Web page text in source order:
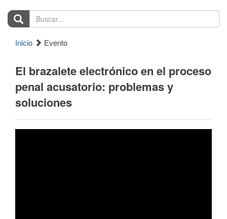
Buscar...
Inicio Evento
El brazalete electrónico en el proceso
penal acusatorio: problemas y
soluciones